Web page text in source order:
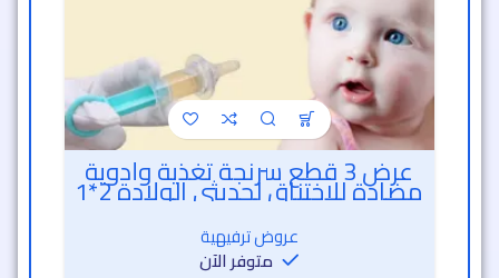
عرض 3 قطع سرنجة تغذية وأدوية
مضادة للاختناق لحديثي الولادة 2*1
عروض ترفيهية
متوفر الآن